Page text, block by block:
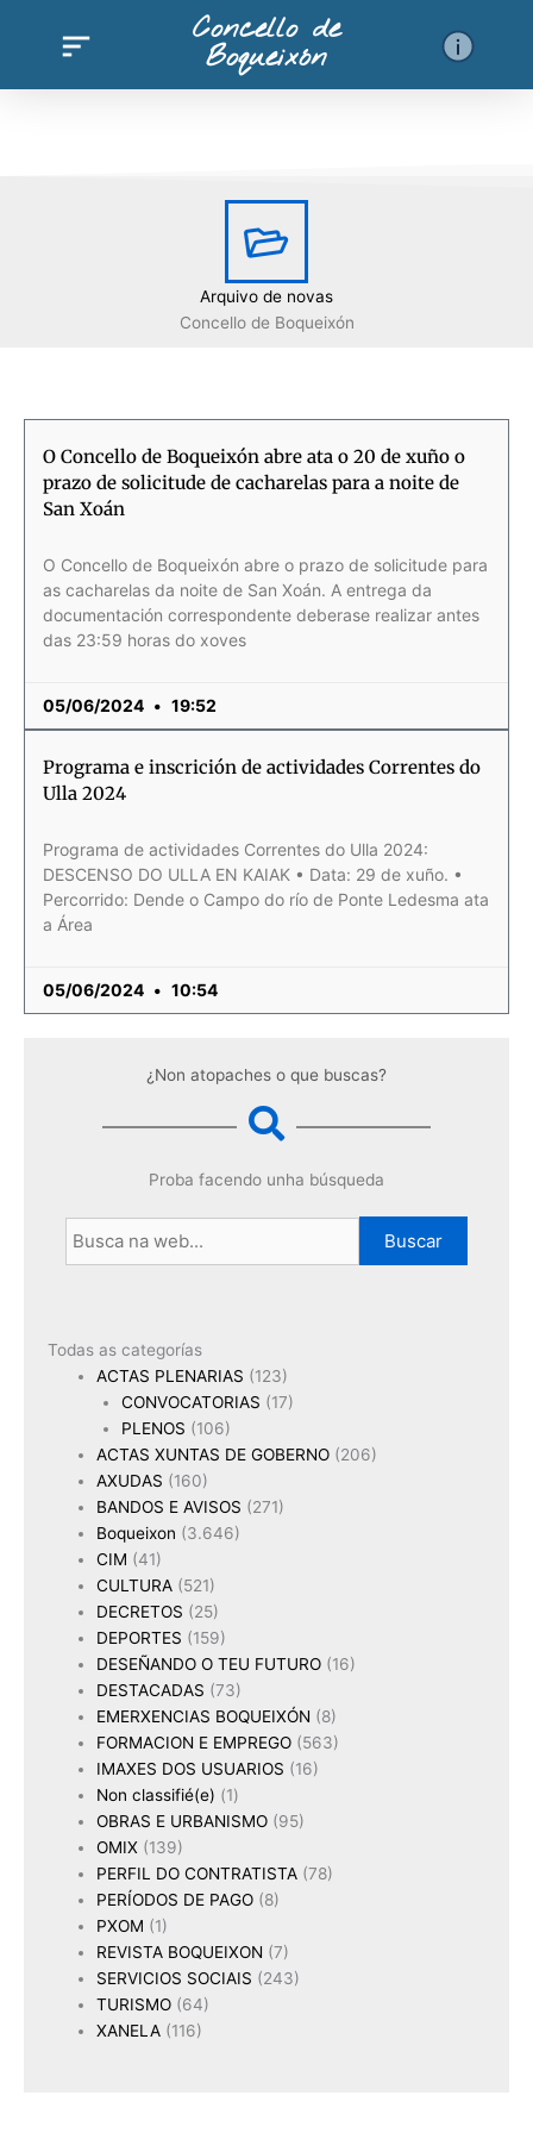
Concello de
Boqueixón
Arquivo de novas
Concello de Boqueixón
O Concello de Boqueixón abre ata o 20 de xuño o
prazo de solicitude de cacharelas para a noite de
San Xoán
O Concello de Boqueixón abre o prazo de solicitude para
as cacharelas da noite de San Xoán. A entrega da
documentación correspondente deberase realizar antes
das 23:59 horas do xoves
05/06/2024 19:52
Programa e inscrición de actividades Correntes do
Ulla 2024
Programa de actividades Correntes do Ulla 2024:
DESCENSO DO ULLA EN KAIAK • Data: 29 de xuño. •
Percorrido: Dende o Campo do río de Ponte Ledes­ma ata
a Área
05/06/2024 10:54
¿Non atopaches o que buscas?
Proba facendo unha búsqueda
Buscar
Todas as categorías
ACTAS PLENARIAS (123)
CONVOCATORIAS (17)
PLENOS (106)
ACTAS XUNTAS DE GOBERNO (206)
AXUDAS (160)
BANDOS E AVISOS (271)
Boqueixon (3.646)
CIM (41)
CULTURA (521)
DECRETOS (25)
DEPORTES (159)
DESEÑANDO O TEU FUTURO (16)
DESTACADAS (73)
EMERXENCIAS BOQUEIXÓN (8)
FORMACION E EMPREGO (563)
IMAXES DOS USUARIOS (16)
Non classifié(e) (1)
OBRAS E URBANISMO (95)
OMIX (139)
PERFIL DO CONTRATISTA (78)
PERÍODOS DE PAGO (8)
PXOM (1)
REVISTA BOQUEIXON (7)
SERVICIOS SOCIAIS (243)
TURISMO (64)
XANELA (116)